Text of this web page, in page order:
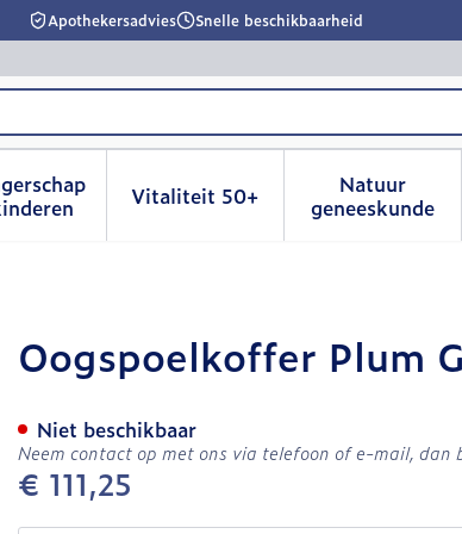
Apothekersadvies Snelle beschikbaarheid
en hygiëne categorie
Dieet, voeding en vitamines categorie
Toon submenu voor Zwangerschap en
Vitaliteit 50+Toon submenu voor
Natuur
geneeskunde
Toon
Oogspoelkoffer Plum
€ 111,25
Niet beschikbaar
Neem contact op met ons via telefoon of e-mail, dan